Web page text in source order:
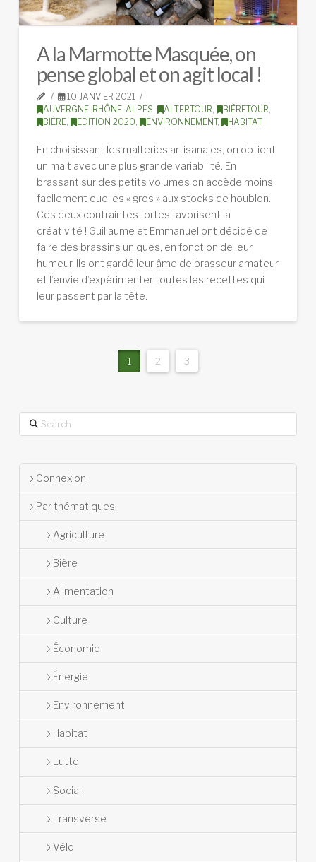
A la Marmotte Masquée, on
pense global et on agit local !
10 JANVIER 2021
AUVERGNE-RHÔNE-ALPES, ALTERTOUR, BIÈRETOUR,
BIÈRE, EDITION 2020, ENVIRONNEMENT, HABITAT
En choisissant les malteries artisanales, on obtient
un malt avec une plus grande variabilité. En
brassant sur des petits volumes on accède moins
facilement que les « gros » aux stocks de houblon.
Ces deux contraintes fortes favorisent la
créativité ! Guillaume et Emmanuel ont décidé de
faire des brassins uniques, en fonction de leur
humeur. Ils ont gardé leur âme de brasseur amateur
et l’envie d’expérimenter toutes les recettes qui
leur passent par la tête.
1 2 3
Search
Connexion
Par thématiques
Agriculture
Bière
Alimentation
Culture
Économie
Énergie
Environnement
Habitat
Lutte
Social
Transverse
Vélo